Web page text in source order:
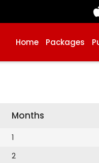
Home Packages
Months
1
2